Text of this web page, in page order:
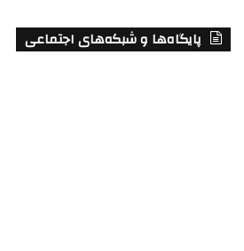
پایگاه‌ها و شبکه‌های اجتماعی